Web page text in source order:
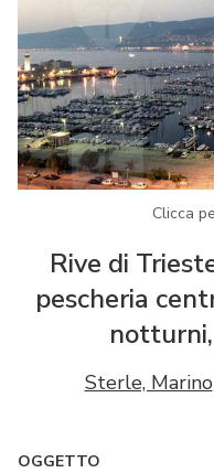
Clicca
Rive di
pescheria
Sterle, Marino
OGGETTO